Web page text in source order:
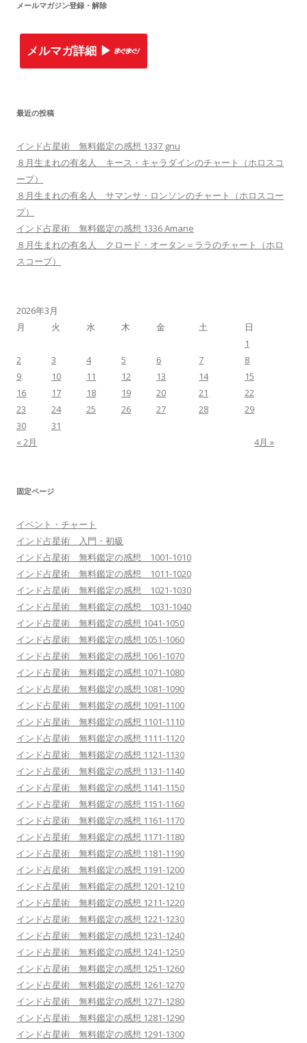
メールマガジン登録・解除
メルマガ詳細 ▶︎
最近の投稿
インド占星術 無料鑑定の感想 1337 gnu
８月生まれの有名人 キース・キャラダインのチャート（ホロスコ
ープ）
８月生まれの有名人 サマンサ・ロンソンのチャート（ホロスコー
プ）
インド占星術 無料鑑定の感想 1336 Amane
８月生まれの有名人 クロード・オータン＝ララのチャート（ホロ
スコープ）
2026年3月
月
火 水 木 金 土 日
« 2月 4月 »
1
2
3 4 5 6 7
8
9
10 11 12 13 14
15
16
17 18 19 20 21
22
23
24 25 26 27 28
29
30
31
固定ページ
イベント・チャート
インド占星術 入門・初級
インド占星術 無料鑑定の感想 1001-1010
インド占星術 無料鑑定の感想 1011-1020
インド占星術 無料鑑定の感想 1021-1030
インド占星術 無料鑑定の感想 1031-1040
インド占星術 無料鑑定の感想 1041-1050
インド占星術 無料鑑定の感想 1051-1060
インド占星術 無料鑑定の感想 1061-1070
インド占星術 無料鑑定の感想 1071-1080
インド占星術 無料鑑定の感想 1081-1090
インド占星術 無料鑑定の感想 1091-1100
インド占星術 無料鑑定の感想 1101-1110
インド占星術 無料鑑定の感想 1111-1120
インド占星術 無料鑑定の感想 1121-1130
インド占星術 無料鑑定の感想 1131-1140
インド占星術 無料鑑定の感想 1141-1150
インド占星術 無料鑑定の感想 1151-1160
インド占星術 無料鑑定の感想 1161-1170
インド占星術 無料鑑定の感想 1171-1180
インド占星術 無料鑑定の感想 1181-1190
インド占星術 無料鑑定の感想 1191-1200
インド占星術 無料鑑定の感想 1201-1210
インド占星術 無料鑑定の感想 1211-1220
インド占星術 無料鑑定の感想 1221-1230
インド占星術 無料鑑定の感想 1231-1240
インド占星術 無料鑑定の感想 1241-1250
インド占星術 無料鑑定の感想 1251-1260
インド占星術 無料鑑定の感想 1261-1270
インド占星術 無料鑑定の感想 1271-1280
インド占星術 無料鑑定の感想 1281-1290
インド占星術 無料鑑定の感想 1291-1300